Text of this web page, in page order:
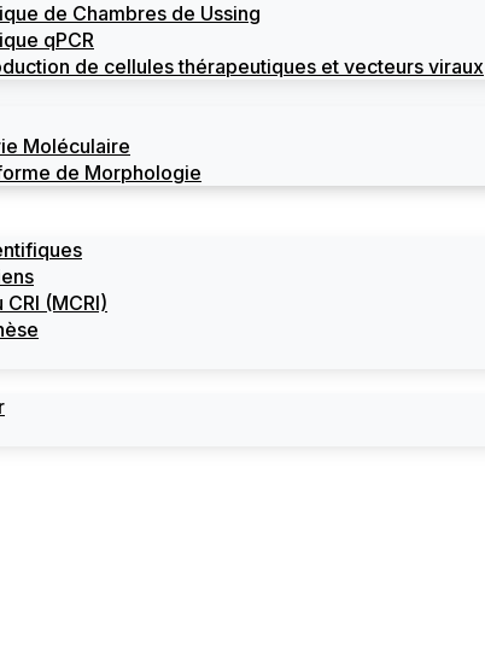
de Chambres de Ussing
qPCR
de cellules thérapeutiques et vecteurs viraux
Moléculaire
de Morphologie
(MCRI)